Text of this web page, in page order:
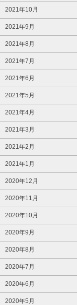
2021年10月
2021年9月
2021年8月
2021年7月
2021年6月
2021年5月
2021年4月
2021年3月
2021年2月
2021年1月
2020年12月
2020年11月
2020年10月
2020年9月
2020年8月
2020年7月
2020年6月
2020年5月